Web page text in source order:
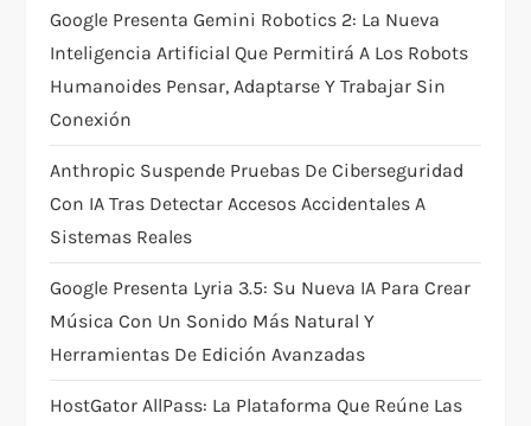
t
i
o
n
Google Presenta Gemini Robotics 2: La Nueva
Inteligencia Artificial Que Permitirá A Los Robots
Humanoides Pensar, Adaptarse Y Trabajar Sin
Conexión
Anthropic Suspende Pruebas De Ciberseguridad
Con IA Tras Detectar Accesos Accidentales A
Sistemas Reales
Google Presenta Lyria 3.5: Su Nueva IA Para Crear
Música Con Un Sonido Más Natural Y
Herramientas De Edición Avanzadas
HostGator AllPass: La Plataforma Que Reúne Las